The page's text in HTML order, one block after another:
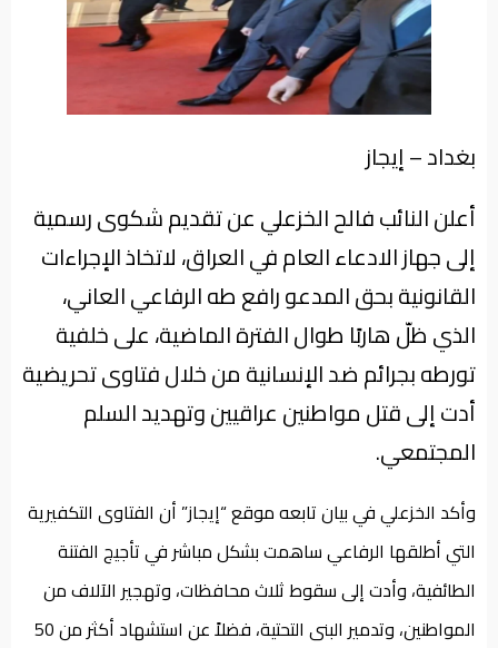
بغداد – إيجاز
أعلن النائب فالح الخزعلي عن تقديم شكوى رسمية
إلى جهاز الادعاء العام في العراق، لاتخاذ الإجراءات
القانونية بحق المدعو رافع طه الرفاعي العاني،
الذي ظلّ هاربًا طوال الفترة الماضية، على خلفية
تورطه بجرائم ضد الإنسانية من خلال فتاوى تحريضية
أدت إلى قتل مواطنين عراقيين وتهديد السلم
المجتمعي.
وأكد الخزعلي في بيان تابعه موقع “إيجاز” أن الفتاوى التكفيرية
التي أطلقها الرفاعي ساهمت بشكل مباشر في تأجيج الفتنة
الطائفية، وأدت إلى سقوط ثلاث محافظات، وتهجير الآلاف من
المواطنين، وتدمير البنى التحتية، فضلاً عن استشهاد أكثر من 50